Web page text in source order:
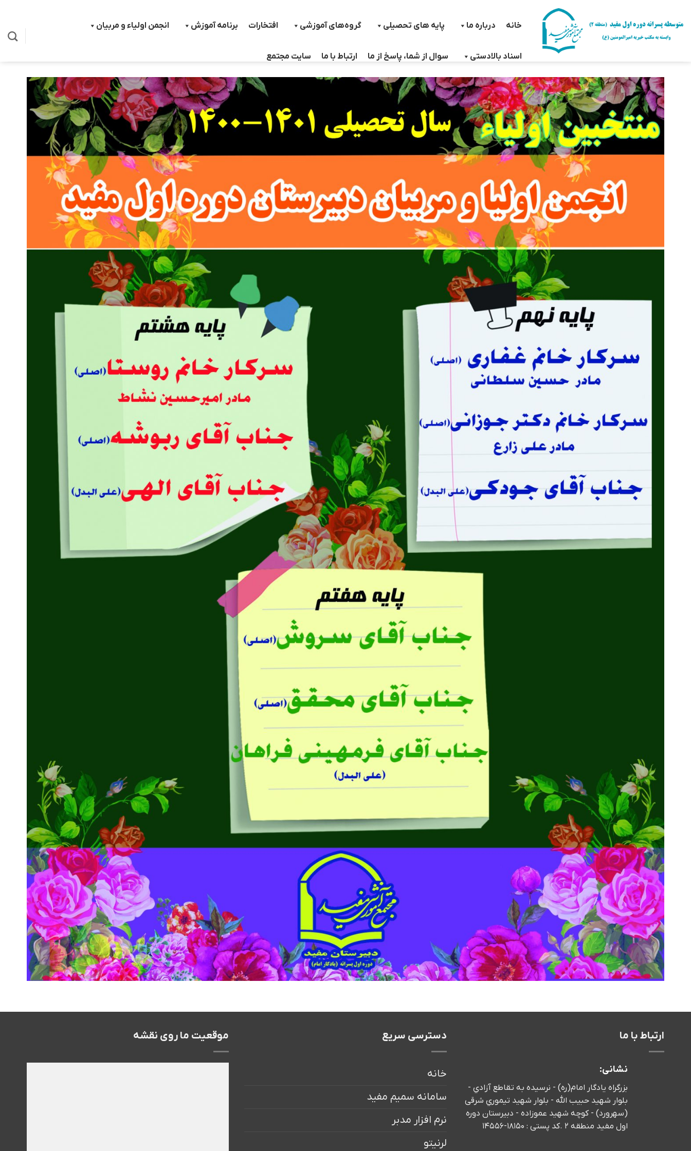
to
content
خانه درباره ما پایه های تحصیلی افتخارات برنامه آموزش گروه‌های آموزشی انجمن اولیاء و مربیان
اسناد بالادستی سوال از شما، پاسخ از ما ارتباط با ما سایت مجتمع
ارتباط با ما
نشانی:
بزرگراه يادگار امام(ره) - نرسيده به تقاطع آزادي -
بلوار شهید حبیب الله - بلوار شهيد تيموري شرقی
(سهرورد) - كوچه شهيد عموزاده - دبیرستان دوره
اول مفید منطقه 2 .کد پستی : 18150-14556
دسترسی سریع
خانه
سامانه سمیم مفید
نرم افزار مدبر
لرنیتو
موقعیت ما روی نقشه